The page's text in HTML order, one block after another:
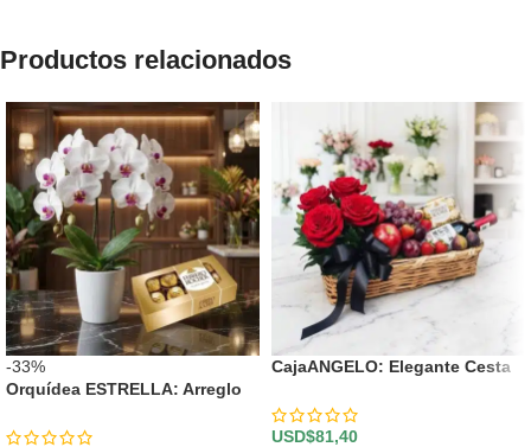
Productos relacionados
-33%
Orquídea ESTRELLA: Arreglo
✨
CajaANGELO: Elegante Cesta
Chocolates 🍷
USD$81,40